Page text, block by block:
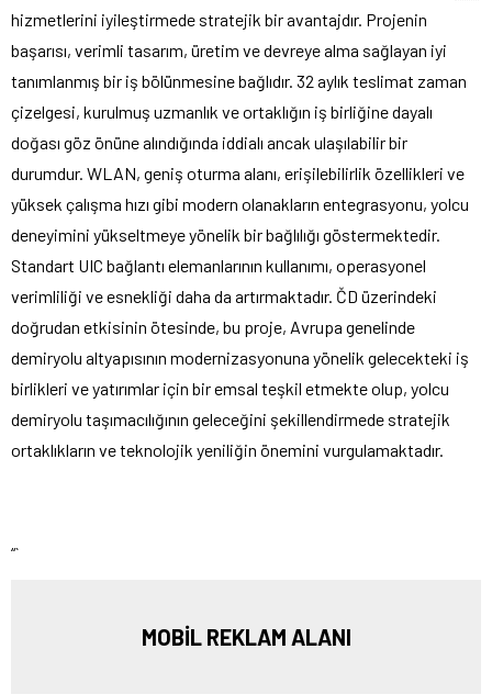
hizmetlerini iyileştirmede stratejik bir avantajdır. Projenin
başarısı, verimli tasarım, üretim ve devreye alma sağlayan iyi
tanımlanmış bir iş bölünmesine bağlıdır. 32 aylık teslimat zaman
çizelgesi, kurulmuş uzmanlık ve ortaklığın iş birliğine dayalı
doğası göz önüne alındığında iddialı ancak ulaşılabilir bir
durumdur. WLAN, geniş oturma alanı, erişilebilirlik özellikleri ve
yüksek çalışma hızı gibi modern olanakların entegrasyonu, yolcu
deneyimini yükseltmeye yönelik bir bağlılığı göstermektedir.
Standart UIC bağlantı elemanlarının kullanımı, operasyonel
verimliliği ve esnekliği daha da artırmaktadır. ČD üzerindeki
doğrudan etkisinin ötesinde, bu proje, Avrupa genelinde
demiryolu altyapısının modernizasyonuna yönelik gelecekteki iş
birlikleri ve yatırımlar için bir emsal teşkil etmekte olup, yolcu
demiryolu taşımacılığının geleceğini şekillendirmede stratejik
ortaklıkların ve teknolojik yeniliğin önemini vurgulamaktadır.
“`
MOBİL REKLAM ALANI